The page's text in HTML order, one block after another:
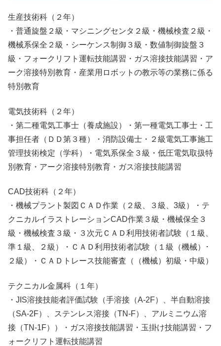
生産技術科 （２年）
・普通旋盤２級・マシニングセンタ２級・機械検査２級・
機械系保全２級・シーケンス制御３級・数値制御旋盤３
級・フォークリフト運転技能講習・ガス溶接技能講習・ア
ーク溶接特別教育・産業用ロボットの教示等の業務に係る
特別教育
電気技術科 （２年）
・第二種電気工事士（養成施設）・第一種電気工事士・工
事担任者（ＤＤ第３種）・消防設備士・２級電気工事施工
管理技術検定（学科）・電気系保全３級・低圧電気取扱特
別教育・アーク溶接特別教育・ガス溶接技能講習
CAD技術科 （２年）
・機械プラント製図ＣＡＤ作業（２級、３級、3級）・テ
クニカルイラストレーションCAD作業３級・機械保全３
級・機械検査３級・３次元ＣＡＤ利用技術者試験（１級、
準１級、２級）・ＣＡＤ利用技術者試験（１級（機械）･
２級）・ＣＡＤトレース技能審査（（機械）初級・中級）
テクニカル金属科 （１年）
・JIS溶接技能者評価試験（手溶接（A-2F）、半自動溶接
（SA-2F）、ステンレス溶接（TN-F）、アルミニウム溶
接（TN-1F））・ガス溶接技能講習・玉掛け技能講習・フ
ォークリフト運転技能講習